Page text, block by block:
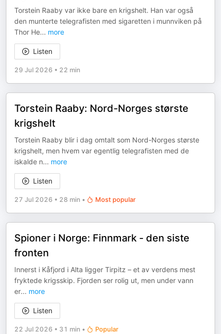
Torstein Raaby var ikke bare en krigshelt. Han var også
den munterte telegrafisten med sigaretten i munnviken på
Thor He... more
Listen
29 Jul 2026 • 22 min
Torstein Raaby: Nord-Norges største
krigshelt
Torstein Raaby blir i dag omtalt som Nord-Norges største
krigshelt, men hvem var egentlig telegrafisten med de
iskalde n... more
Listen
27 Jul 2026 • 28 min • Most popular
Spioner i Norge: Finnmark - den siste
fronten
Innerst i Kåfjord i Alta ligger Tirpitz – et av verdens mest
fryktede krigsskip. Fjorden ser rolig ut, men under vann
er... more
Listen
22 Jul 2026 • 31 min • Popular